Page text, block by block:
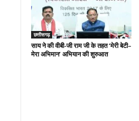
छत्तीसगढ़
साय ने की वीबी-जी राम जी के तहत ‘मेरी बेटी–
मेरा अभिमान’ अभियान की शुरुआत